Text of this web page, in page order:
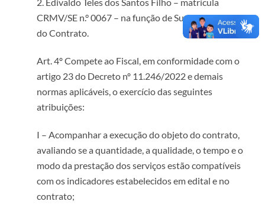
CRMV/SE n.° 0067 – na função de Suplente do Fiscal
do Contrato.
Art. 4º Compete ao Fiscal, em conformidade com o
artigo 23 do Decreto nº 11.246/2022 e demais
normas aplicáveis, o exercício das seguintes
atribuições:
I – Acompanhar a execução do objeto do contrato,
avaliando se a quantidade, a qualidade, o tempo e o
modo da prestação dos serviços estão compatíveis
com os indicadores estabelecidos em edital e no
contrato;